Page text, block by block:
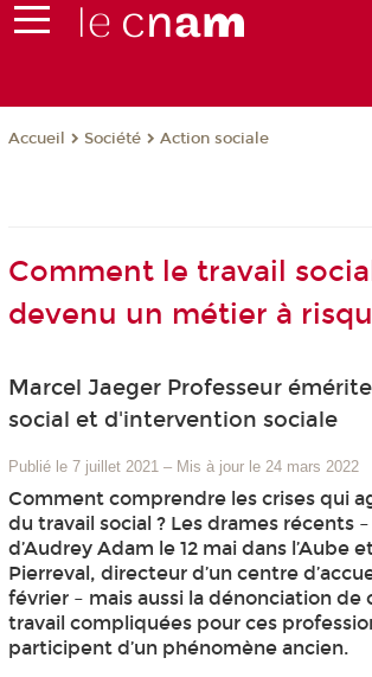
Accueil Société Action sociale
Comment le travail
devenu un métier à
Marcel Jaeger Professeur
social et d'intervention sociale
Publié le 7 juillet 2021 – Mis à jour le 24 mars 2022
Comment comprendre les crises qui
du travail social ? Les drames récents
d’Audrey Adam le 12 mai dans l’Aube
Pierreval, directeur d’un centre
février – mais aussi la dénonciation de
travail compliquées pour ces
participent d’un phénomène ancien.